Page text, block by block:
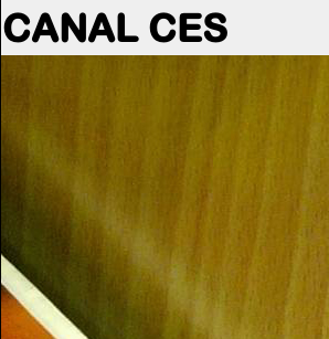
CANAL CES